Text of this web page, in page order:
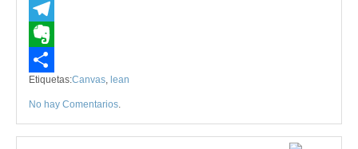
Flipboard
Telegram
Evernote
Compartir
Etiquetas:Canvas, lean
No hay Comentarios.